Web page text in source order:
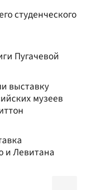
студенческого
Пугачевой
выставку
музеев
и Левитана